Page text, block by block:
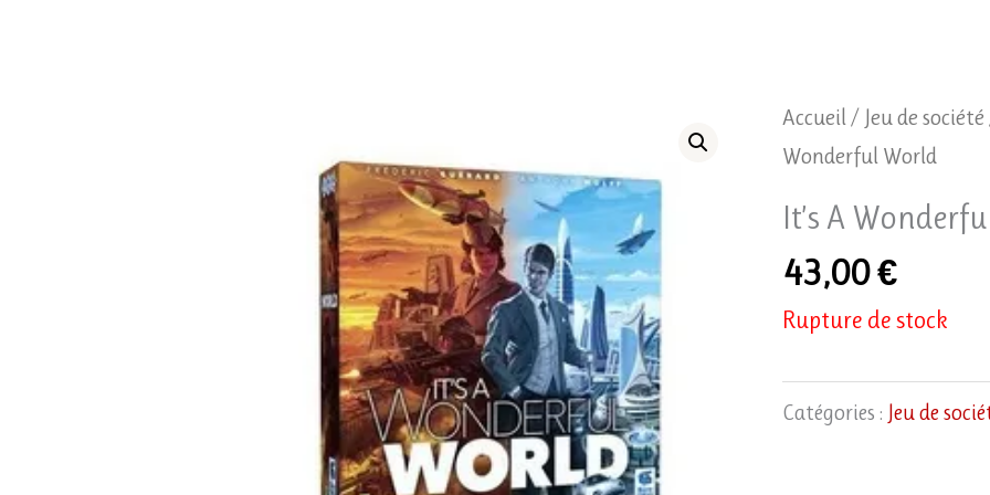
Accueil/ Jeu de société
Wonderful World
It’s A
43,00€
Rupture de stock
Catégories : Jeu de